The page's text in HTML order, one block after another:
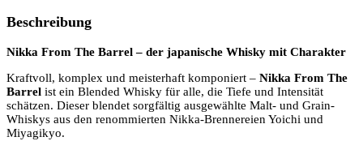
Beschreibung
Nikka From The Barrel – der japanische Whisky mit Charakter
Kraftvoll, komplex und meisterhaft komponiert – Nikka From The
Barrel ist ein Blended Whisky für alle, die Tiefe und Intensität
schätzen. Dieser blendet sorgfältig ausgewählte Malt- und Grain-
Whiskys aus den renommierten Nikka-Brennereien Yoichi und
Miyagikyo.